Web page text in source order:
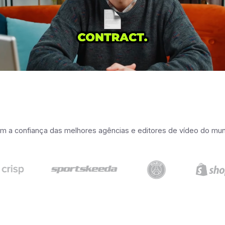
a confiança das melhores agências e editores de vídeo do